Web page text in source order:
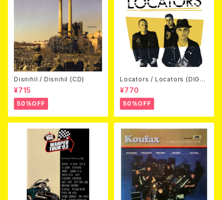
Disnihil / Disnihil (CD)
¥715
50%OFF
Locators / Locators (DIGPA
CK CD)
¥770
50%OFF